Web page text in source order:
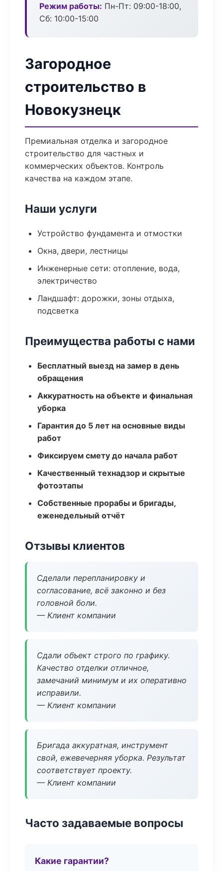
Режим работы: Пн-Пт: 09:00-18:00,
Сб: 10:00-15:00
Загородное
строительство в
Новокузнецк
Премиальная отделка и загородное
строительство для частных и
коммерческих объектов. Контроль
качества на каждом этапе.
Наши услуги
Устройство фундамента и отмостки
Окна, двери, лестницы
Инженерные сети: отопление, вода,
электричество
Ландшафт: дорожки, зоны отдыха,
подсветка
Преимущества работы с нами
Бесплатный выезд на замер в день
обращения
Аккуратность на объекте и финальная
уборка
Гарантия до 5 лет на основные виды
работ
Фиксируем смету до начала работ
Качественный технадзор и скрытые
фотоэтапы
Собственные прорабы и бригады,
еженедельный отчёт
Отзывы клиентов
Сделали перепланировку и
согласование, всё законно и без
головной боли.
— Клиент компании
Сдали объект строго по графику.
Качество отделки отличное,
замечаний минимум и их оперативно
исправили.
— Клиент компании
Бригада аккуратная, инструмент
свой, ежевечерняя уборка. Результат
соответствует проекту.
— Клиент компании
Часто задаваемые вопросы
Какие гарантии?